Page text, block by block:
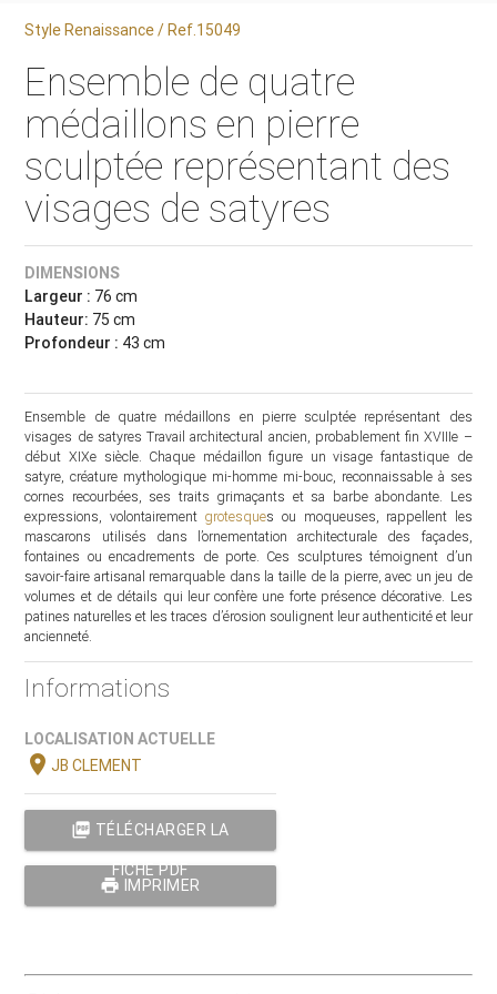
Style Renaissance / Ref.15049
Ensemble de quatre
médaillons en pierre
sculptée représentant des
visages de satyres
DIMENSIONS
Largeur : 76 cm
Hauteur: 75 cm
Profondeur : 43 cm
Ensemble de quatre médaillons en pierre sculptée représentant des
visages de satyres Travail architectural ancien, probablement fin XVIIIe –
début XIXe siècle. Chaque médaillon figure un visage fantastique de
satyre, créature mythologique mi-homme mi-bouc, reconnaissable à ses
cornes recourbées, ses traits grimaçants et sa barbe abondante. Les
expressions, volontairement grotesques ou moqueuses, rappellent les
mascarons utilisés dans l’ornementation architecturale des façades,
fontaines ou encadrements de porte. Ces sculptures témoignent d’un
savoir-faire artisanal remarquable dans la taille de la pierre, avec un jeu de
volumes et de détails qui leur confère une forte présence décorative. Les
patines naturelles et les traces d’érosion soulignent leur authenticité et leur
ancienneté.
Informations
LOCALISATION ACTUELLE
location_onJB CLEMENT
picture_as_pdf TÉLÉCHARGER LA
FICHE PDF
print IMPRIMER